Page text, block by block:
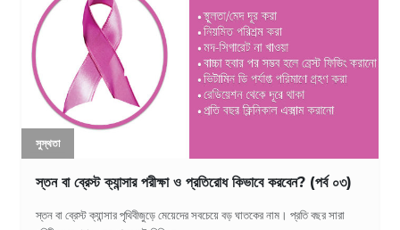
সুস্থতা
স্তন বা ব্রেস্ট ক্যান্সার পরীক্ষা ও প্রতিরোধ কিভাবে করবেন? (পর্ব ০৩)
স্তন বা ব্রেস্ট ক্যান্সার পৃথিবীজুড়ে মেয়েদের সবচেয়ে বড় ঘাতকের নাম। প্রতি বছর সারা